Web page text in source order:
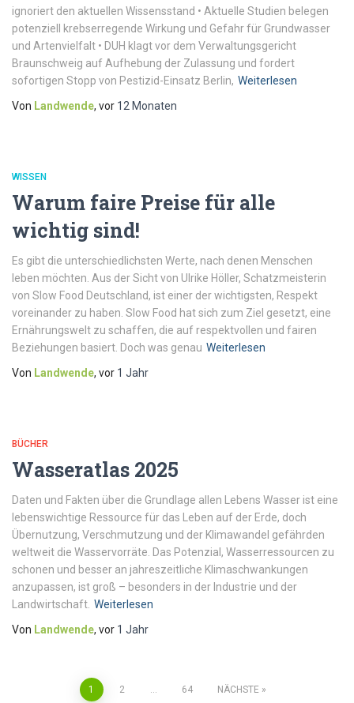
ignoriert den aktuellen Wissensstand • Aktuelle Studien belegen
potenziell krebserregende Wirkung und Gefahr für Grundwasser
und Artenvielfalt • DUH klagt vor dem Verwaltungsgericht
Braunschweig auf Aufhebung der Zulassung und fordert
sofortigen Stopp von Pestizid-Einsatz Berlin, Weiterlesen
Von Landwende, vor 12 Monaten
WISSEN
Warum faire Preise für alle
wichtig sind!
Es gibt die unterschiedlichsten Werte, nach denen Menschen
leben möchten. Aus der Sicht von Ulrike Höller, Schatzmeisterin
von Slow Food Deutschland, ist einer der wichtigsten, Respekt
voreinander zu haben. Slow Food hat sich zum Ziel gesetzt, eine
Ernährungswelt zu schaffen, die auf respektvollen und fairen
Beziehungen basiert. Doch was genau Weiterlesen
Von Landwende, vor 1 Jahr
BÜCHER
Wasseratlas 2025
Daten und Fakten über die Grundlage allen Lebens Wasser ist eine
lebenswichtige Ressource für das Leben auf der Erde, doch
Übernutzung, Verschmutzung und der Klimawandel gefährden
weltweit die Wasservorräte. Das Potenzial, Wasserressourcen zu
schonen und besser an jahreszeitliche Klimaschwankungen
anzupassen, ist groß – besonders in der Industrie und der
Landwirtschaft. Weiterlesen
Von Landwende, vor 1 Jahr
1 2 … 64 NÄCHSTE